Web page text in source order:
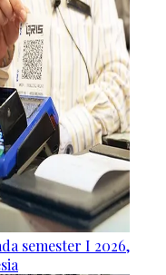
semester I 2026,